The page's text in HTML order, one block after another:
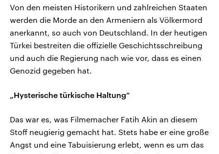
Von den meisten Historikern und zahlreichen Staaten
werden die Morde an den Armeniern als Völkermord
anerkannt, so auch von Deutschland. In der heutigen
Türkei bestreiten die offizielle Geschichtsschreibung
und auch die Regierung nach wie vor, dass es einen
Genozid gegeben hat.
„Hysterische türkische Haltung“
Das war es, was Filmemacher Fatih Akin an diesem
Stoff neugierig gemacht hat. Stets habe er eine große
Angst und eine Tabuisierung erlebt, wenn es um das